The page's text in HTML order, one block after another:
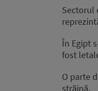
Sectorul
În Egipt
fost
O parte
străină.